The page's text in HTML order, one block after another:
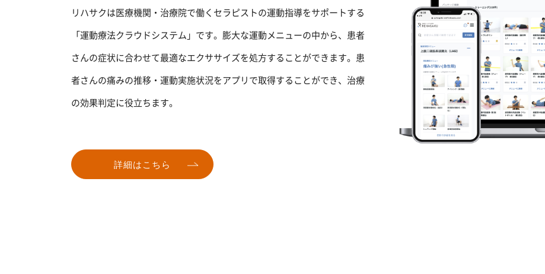
リハサクは医療機関・治療院で働くセラピストの運動指導をサポートする
「運動療法クラウドシステム」です。膨大な運動メニューの中から、患者
さんの症状に合わせて最適なエクササイズを処方することができます。患
者さんの痛みの推移・運動実施状況をアプリで取得することができ、治療
の効果判定に役立ちます。
詳細はこちら